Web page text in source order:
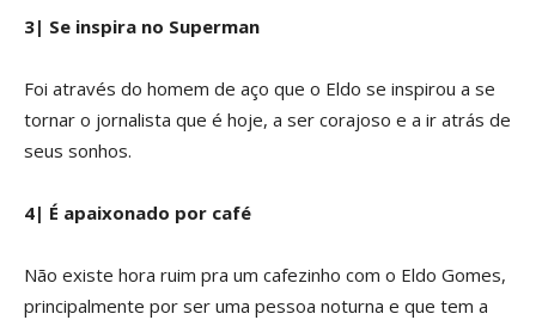
3| Se inspira no Superman
Foi através do homem de aço que o Eldo se inspirou a se
tornar o jornalista que é hoje, a ser corajoso e a ir atrás de
seus sonhos.
4| É apaixonado por café
Não existe hora ruim pra um cafezinho com o Eldo Gomes,
principalmente por ser uma pessoa noturna e que tem a